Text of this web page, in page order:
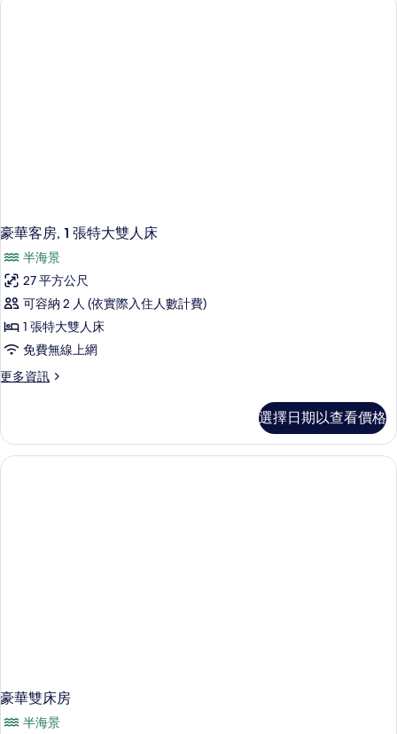
豪華客房, 1 張特大雙人床
半海景
27 平方公尺
可容納 2 人 (依實際入住人數計費)
1 張特大雙人床
免費無線上網
更多資訊
更
客
房,
1
選擇日期以查看價格
豪華雙床房
半海景